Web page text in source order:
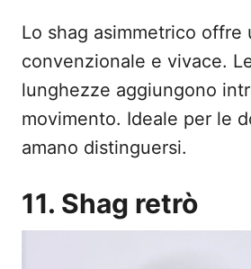
Lo shag asimmetrico offre
convenzionale e vivace.
lunghezze aggiungono
movimento. Ideale per le
amano distinguersi.
11. Shag retrò